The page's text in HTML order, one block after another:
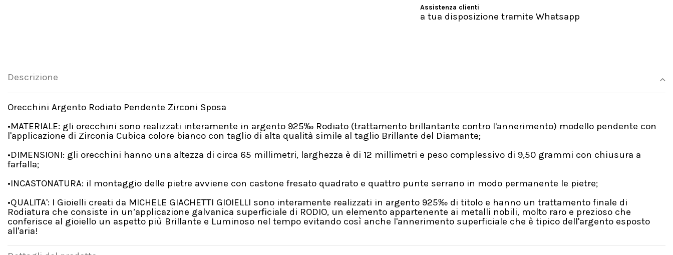
Assistenza clienti
a tua disposizione tramite Whatsapp
Descrizione
Orecchini Argento Rodiato Pendente Zirconi Sposa
•MATERIALE: gli orecchini sono realizzati interamente in argento 925‰ Rodiato (trattamento brillantante contro l'annerimento) modello pendente con
l'applicazione di Zirconia Cubica colore bianco con taglio di alta qualità simile al taglio Brillante del Diamante;
•DIMENSIONI: gli orecchini hanno una altezza di circa 65 millimetri, larghezza è di 12 millimetri e peso complessivo di 9,50 grammi con chiusura a
farfalla;
•INCASTONATURA: il montaggio delle pietre avviene con castone fresato quadrato e quattro punte serrano in modo permanente le pietre;
•QUALITA': I Gioielli creati da MICHELE GIACHETTI GIOIELLI sono interamente realizzati in argento 925‰ di titolo e hanno un trattamento finale di
Rodiatura che consiste in un’applicazione galvanica superficiale di RODIO, un elemento appartenente ai metalli nobili, molto raro e prezioso che
conferisce al gioiello un aspetto più Brillante e Luminoso nel tempo evitando così anche l'annerimento superficiale che è tipico dell'argento esposto
all'aria!